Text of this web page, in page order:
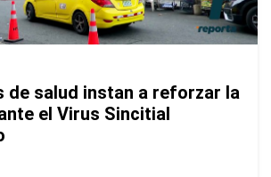
de salud instan a reforzar la
el Virus Sincitial